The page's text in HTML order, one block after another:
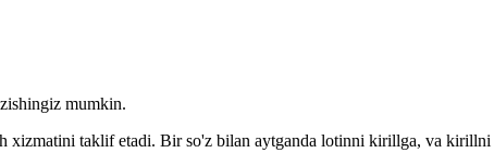
mumkin.
taklif etadi. Bir so'z bilan aytganda lotinni kirillga, va kirillni